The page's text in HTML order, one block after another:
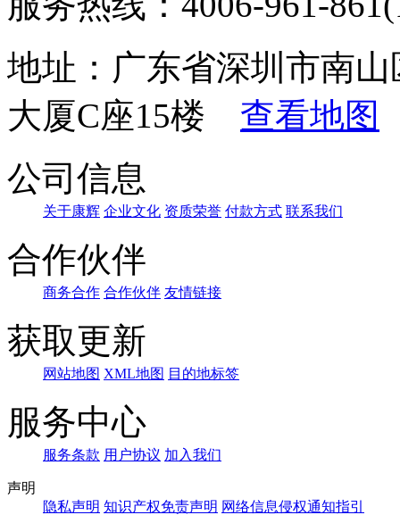
地址：广东省深圳市南
大厦C座15楼 查看地图
公司信息
关于康辉 企业文化 资质荣誉 付款方式 联系我们
合作伙伴
商务合作 合作伙伴 友情链接
获取更新
网站地图 XML地图 目的地标签
服务中心
服务条款 用户协议 加入我们
声明
隐私声明 知识产权免责声明 网络信息侵权通知指引